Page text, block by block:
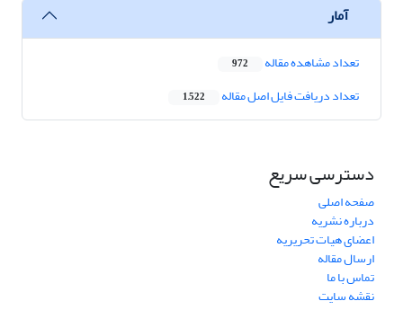
آمار
تعداد مشاهده مقاله 972
تعداد دریافت فایل اصل مقاله 1,522
دسترسی سریع
صفحه اصلی
درباره نشریه
اعضای هیات تحریریه
ارسال مقاله
تماس با ما
نقشه سایت